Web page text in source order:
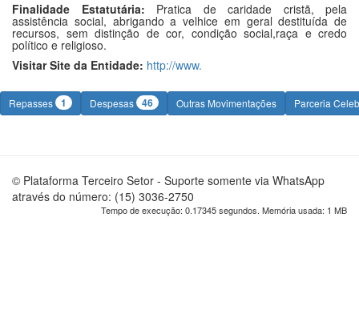
Finalidade Estatutária: Pratica de caridade cristã, pela
assistência social, abrigando a velhice em geral destituída de
recursos, sem distinção de cor, condição social,raça e credo
político e religioso.
Visitar Site da Entidade: http://www.
Repasses 1 Despesas 46 Outras Movimentações Parceria
© Plataforma Terceiro Setor - Suporte somente via WhatsApp
através do número: (15) 3036-2750
Tempo de execução: 0.17345 segundos. Memória usada: 1 MB